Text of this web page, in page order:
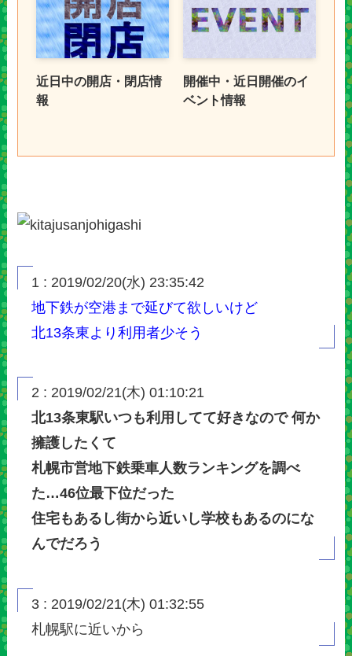
近日中の開店・閉店情
報
開催中・近日開催のイ
ベント情報
1 : 2019/02/20(水) 23:35:42
地下鉄が空港まで延びて欲しいけど
北13条東より利用者少そう
2 : 2019/02/21(木) 01:10:21
北13条東駅いつも利用してて好きなので 何か
擁護したくて
札幌市営地下鉄乗車人数ランキングを調べ
た…46位最下位だった
住宅もあるし街から近いし学校もあるのにな
んでだろう
3 : 2019/02/21(木) 01:32:55
札幌駅に近いから